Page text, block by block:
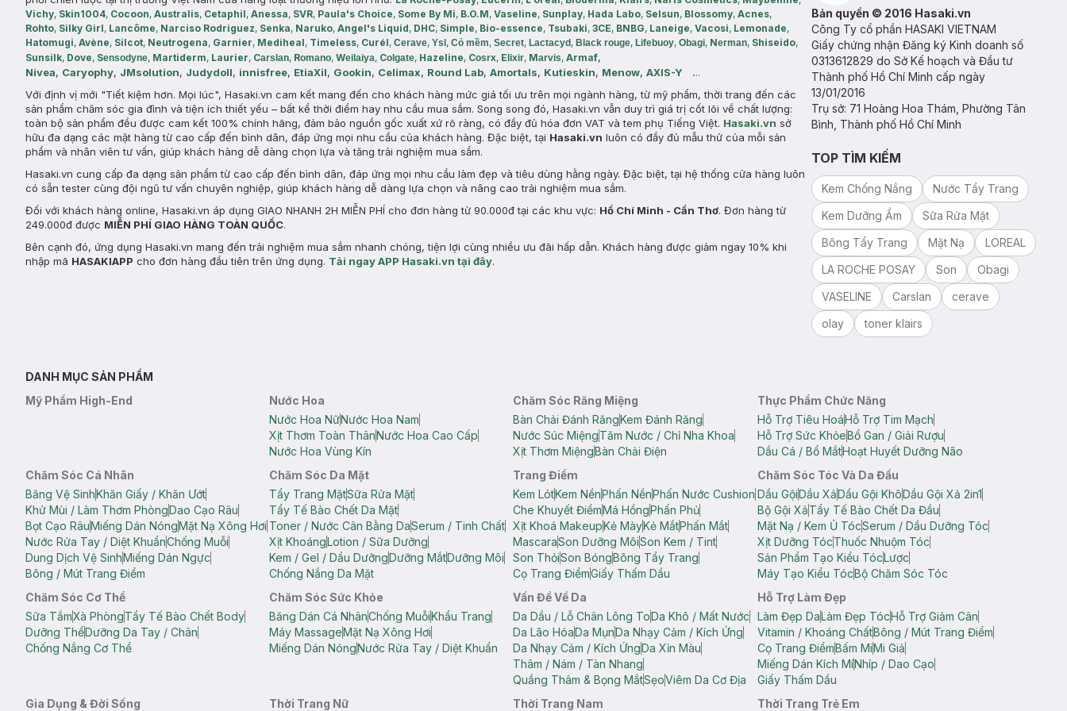
Vichy, Skin1004, Cocoon, Australis, Cetaphil, Anessa, SVR, Paula's Choice, Some By Mi, B.O.M, Vaseline, Sunplay, Hada Labo, Selsun, Blossomy, Acnes,
Rohto, Silky Girl, Lancôme, Narciso Rodriguez, Senka, Naruko, Angel's Liquid, DHC, Simple, Bio-essence, Tsubaki, 3CE, BNBG, Laneige, Vacosi, Lemonade,
Hatomugi, Avène, Silcot, Neutrogena, Garnier, Mediheal, Timeless, Curél, Cerave, Ysl , Cỏ mềm, Secret, Lactacyd , Black rouge, Lifebuoy, Obagi, Nerman, Shiseido,
Sunsilk, Dove, Sensodyne, Martiderm, Laurier, Carslan, Romano, Weilaiya, Colgate, Hazeline, Cosrx, E lixir, Marvis, Armaf,
Nivea, Caryophy, JMsolution, Judydoll, innisfree, EtiaXil, Gookin, Celimax, Round Lab, Amortals, Kutieskin, Menow, AXIS-Y ...
Với định vị mới "Tiết kiệm hơn. Mọi lúc", Hasaki.vn cam kết mang đến cho khách hàng mức giá tối ưu trên mọi ngành hàng, từ mỹ phẩm, thời trang đến các
sản phẩm chăm sóc gia đình và tiện ích thiết yếu – bất kể thời điểm hay nhu cầu mua sắm. Song song đó, Hasaki.vn vẫn duy trì giá trị cốt lõi về chất lượng:
toàn bộ sản phẩm đều được cam kết 100% chính hãng, đảm bảo nguồn gốc xuất xứ rõ ràng, có đầy đủ hóa đơn VAT và tem phụ Tiếng Việt. Hasaki.vn sở
hữu đa dạng các mặt hàng từ cao cấp đến bình dân, đáp ứng mọi nhu cầu của khách hàng. Đặc biệt, tại Hasaki.vn luôn có đầy đủ mẫu thử của mỗi sản
phẩm và nhân viên tư vấn, giúp khách hàng dễ dàng chọn lựa và tăng trải nghiệm mua sắm.
Hasaki.vn cung cấp đa dạng sản phẩm từ cao cấp đến bình dân, đáp ứng mọi nhu cầu làm đẹp và tiêu dùng hằng ngày. Đặc biệt, tại hệ thống cửa hàng luôn
có sẵn tester cùng đội ngũ tư vấn chuyên nghiệp, giúp khách hàng dễ dàng lựa chọn và nâng cao trải nghiệm mua sắm.
Đối với khách hàng online, Hasaki.vn áp dụng GIAO NHANH 2H MIỄN PHÍ cho đơn hàng từ 90.000đ tại các khu vực: Hồ Chí Minh - Cần Thơ. Đơn hàng từ
249.000đ được MIỄN PHÍ GIAO HÀNG TOÀN QUỐC.
Bên cạnh đó, ứng dụng Hasaki.vn mang đến trải nghiệm mua sắm nhanh chóng, tiện lợi cùng nhiều ưu đãi hấp dẫn. Khách hàng được giảm ngay 10% khi
nhập mã HASAKIAPP cho đơn hàng đầu tiên trên ứng dụng. Tải ngay APP Hasaki.vn tại đây.
Bản quyền © 2016 Hasaki.vn
Công Ty cổ phần HASAKI VIETNAM
Giấy chứng nhận Đăng ký Kinh doanh số
0313612829 do Sở Kế hoạch và Đầu tư
Thành phố Hồ Chí Minh cấp ngày
13/01/2016
Trụ sở: 71 Hoàng Hoa Thám, Phường Tân
Bình, Thành phố Hồ Chí Minh
TOP TÌM KIẾM
Kem Chống Nắng
Nước Tẩy Trang
Kem Dưỡng Ẩm
Sữa Rửa Mặt
Bông Tẩy Trang
Mặt Nạ
LOREAL
LA ROCHE POSAY
Son
Obagi
VASELINE
Carslan
cerave
olay
toner klairs
DANH MỤC SẢN PHẨM
Mỹ Phẩm High-End
Nước Hoa
Nước Hoa NữNước Hoa Nam
Xịt Thơm Toàn ThânNước Hoa Cao Cấp
Nước Hoa Vùng Kín
Chăm Sóc Răng Miệng
Bàn Chải Đánh RăngKem Đánh Răng
Nước Súc MiệngTăm Nước / Chỉ Nha Khoa
Xịt Thơm MiệngBàn Chải Điện
Thực Phẩm Chức Năng
Hỗ Trợ Tiêu HoáHỗ Trợ Tim Mạch
Hỗ Trợ Sức KhỏeBổ Gan / Giải Rượu
Dầu Cá / Bổ MắtHoạt Huyết Dưỡng Não
Chăm Sóc Cá Nhân
Băng Vệ SinhKhăn Giấy / Khăn Ướt
Khử Mùi / Làm Thơm PhòngDao Cạo Râu
Bọt Cạo RâuMiếng Dán NóngMặt Nạ Xông Hơi
Nước Rửa Tay / Diệt KhuẩnChống Muỗi
Dung Dịch Vệ SinhMiếng Dán Ngực
Bông / Mút Trang Điểm
Chăm Sóc Da Mặt
Tẩy Trang MặtSữa Rửa Mặt
Tẩy Tế Bào Chết Da Mặt
Toner / Nước Cân Bằng DaSerum / Tinh Chất
Xịt KhoángLotion / Sữa Dưỡng
Kem / Gel / Dầu DưỡngDưỡng MắtDưỡng Môi
Chống Nắng Da Mặt
Trang Điểm
Kem LótKem NềnPhấn NềnPhấn Nước Cushion
Che Khuyết ĐiểmMá HồngPhấn Phủ
Xịt Khoá MakeupKẻ MàyKẻ MắtPhấn Mắt
MascaraSon Dưỡng MôiSon Kem / Tint
Son ThỏiSon BóngBông Tẩy Trang
Cọ Trang ĐiểmGiấy Thấm Dầu
Chăm Sóc Tóc Và Da Đầu
Dầu GộiDầu XảDầu Gội KhôDầu Gội Xả 2in1
Bộ Gội XảTẩy Tế Bào Chết Da Đầu
Mặt Nạ / Kem Ủ TócSerum / Dầu Dưỡng Tóc
Xịt Dưỡng TócThuốc Nhuộm Tóc
Sản Phẩm Tạo Kiểu TócLược
Máy Tạo Kiểu TócBộ Chăm Sóc Tóc
Chăm Sóc Cơ Thể
Sữa TắmXà PhòngTẩy Tế Bào Chết Body
Dưỡng ThểDưỡng Da Tay / Chân
Chống Nắng Cơ Thể
Chăm Sóc Sức Khỏe
Băng Dán Cá NhânChống MuỗiKhẩu Trang
Máy MassageMặt Nạ Xông Hơi
Miếng Dán NóngNước Rửa Tay / Diệt Khuẩn
Vấn Đề Về Da
Da Dầu / Lỗ Chân Lông ToDa Khô / Mất Nước
Da Lão HóaDa MụnDa Nhạy Cảm / Kích Ứng
Da Nhạy Cảm / Kích ỨngDa Xỉn Màu
Thâm / Nám / Tàn Nhang
Quầng Thâm & Bọng MắtSẹoViêm Da Cơ Địa
Hỗ Trợ Làm Đẹp
Làm Đẹp DaLàm Đẹp TócHỗ Trợ Giảm Cân
Vitamin / Khoáng ChấtBông / Mút Trang Điểm
Cọ Trang ĐiểmBấm MiMi Giả
Miếng Dán Kích MíNhíp / Dao Cạo
Giấy Thấm Dầu
Gia Dụng & Đời Sống
Thời Trang Nữ Thời Trang Nam Thời Trang Trẻ Em